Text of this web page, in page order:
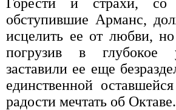
обступившие Арманс,
исцелить ее от любви, но
погрузив в глубокое
заставили ее еще
единственной
радости мечтать об Октаве.